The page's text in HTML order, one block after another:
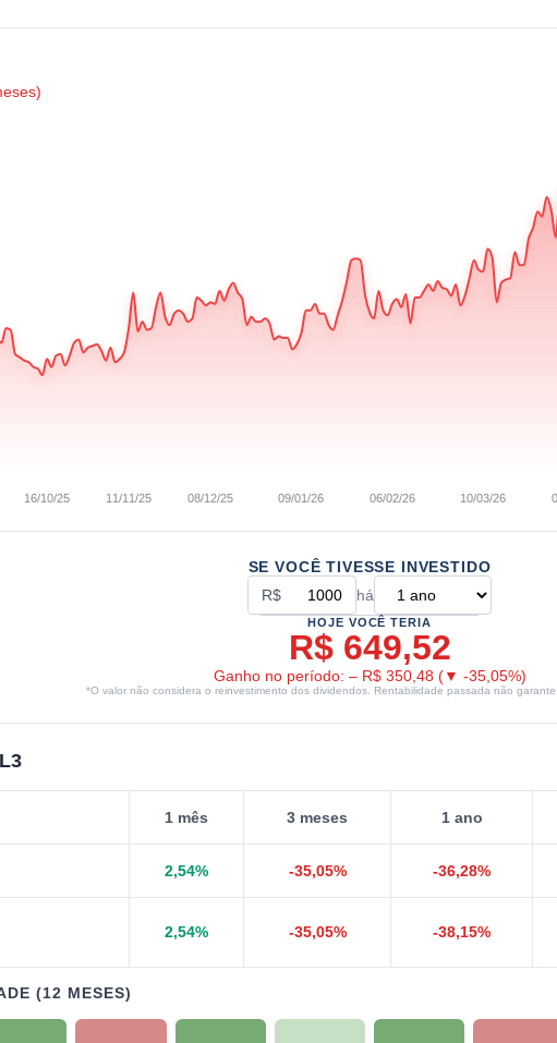
)
16/10/25 11/11/25 08/12/25 09/01/26 06/02/26 10/03/26
SE VOCÊ TIVESSE INVESTIDO
R$
há
HOJE VOCÊ TERIA
R$ 649,52
Ganho no período: – R$ 350,48 (▼ -35,05%)
*O valor não considera o reinvestimento dos dividendos. Rentabilidade passada não garante
1 mês 3 meses 1 ano
2,54% -35,05% -36,28%
2,54% -35,05% -38,15%
(12 MESES)